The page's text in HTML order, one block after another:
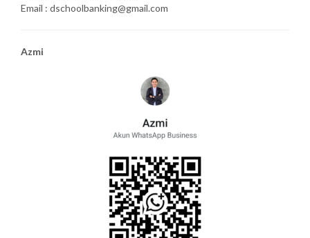
Email : dschoolbanking@gmail.com
Azmi